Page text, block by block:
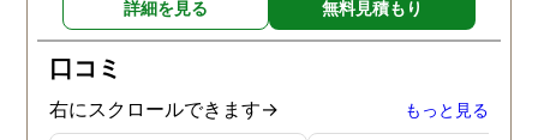
詳細を見る 無料見積もり
口コミ
右にスクロールできます→ もっと見る